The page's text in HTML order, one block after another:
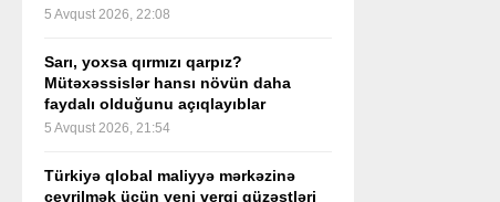
5 Avqust 2026, 22:08
Sarı, yoxsa qırmızı qarpız?
Mütəxəssislər hansı növün daha
faydalı olduğunu açıqlayıblar
5 Avqust 2026, 21:54
Türkiyə qlobal maliyyə mərkəzinə
çevrilmək üçün yeni vergi güzəştləri